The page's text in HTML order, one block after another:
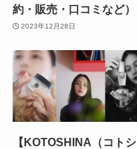
約・販売・口コミなど）
2023年12月28日
【KOTOSHINA（コトシ